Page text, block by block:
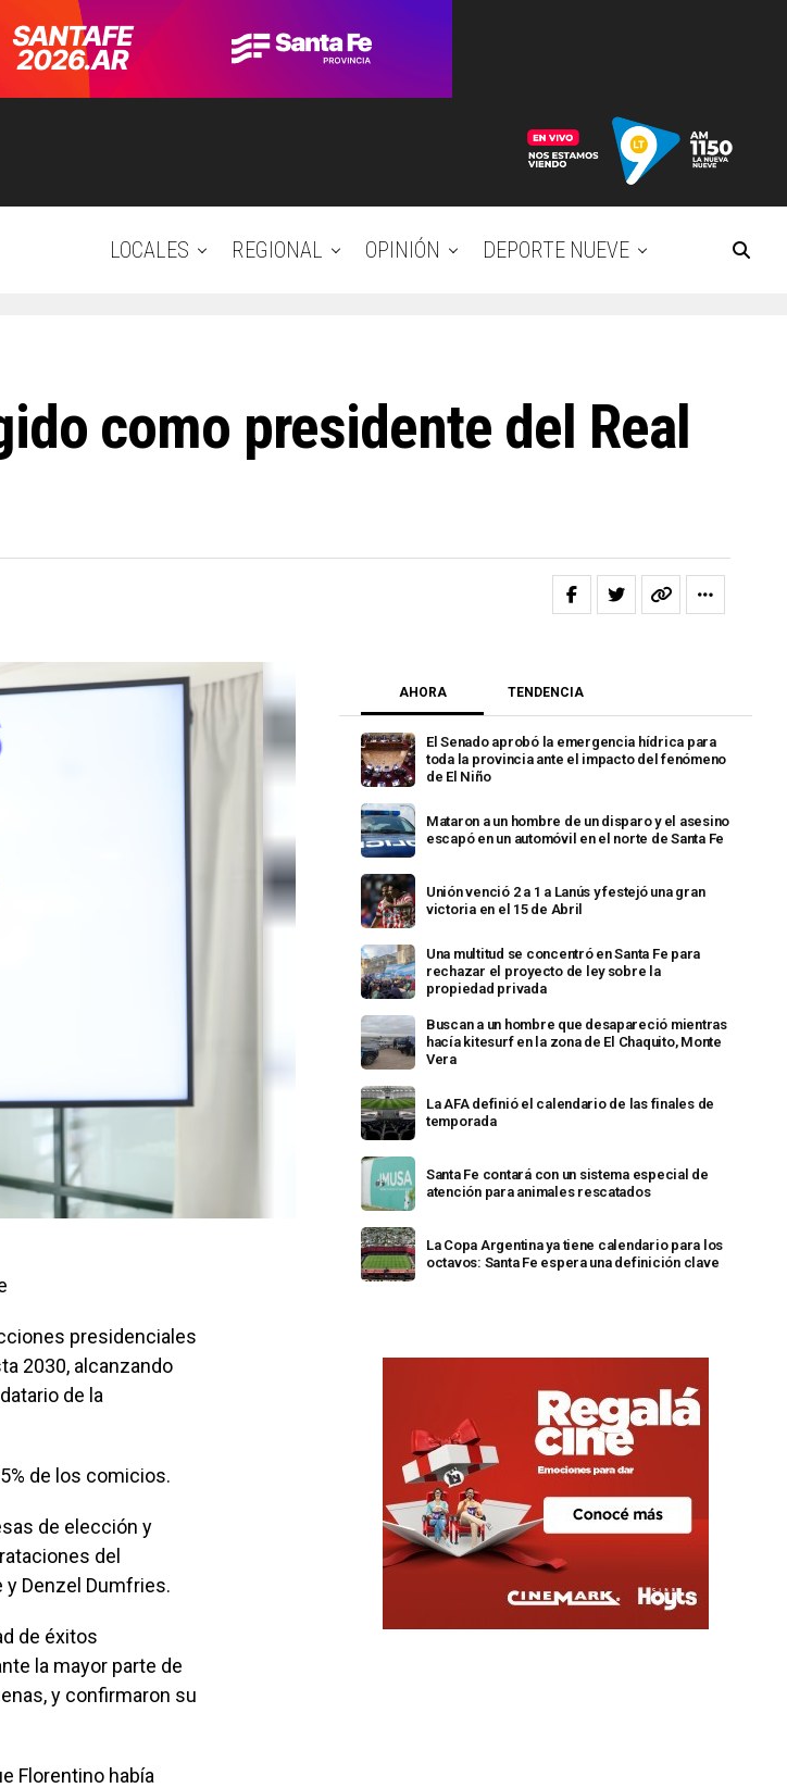
LOCALES REGIONAL OPINIÓN DEPORTE NUEVE
como presidente del Real
presidenciales
2030, alcanzando
de la
de los comicios.
de elección y
del
Denzel Dumfries.
de éxitos
la mayor parte de
y confirmaron su
Florentino había
AHORA TENDENCIA
El Senado aprobó la emergencia hídrica para
toda la provincia ante el impacto del fenómeno
de El Niño
Mataron a un hombre de un disparo y el asesino
escapó en un automóvil en el norte de Santa Fe
Unión venció 2 a 1 a Lanús y festejó una gran
victoria en el 15 de Abril
Una multitud se concentró en Santa Fe para
rechazar el proyecto de ley sobre la
propiedad privada
Buscan a un hombre que desapareció mientras
hacía kitesurf en la zona de El Chaquito, Monte
Vera
La AFA definió el calendario de las finales de
temporada
Santa Fe contará con un sistema especial de
atención para animales rescatados
La Copa Argentina ya tiene calendario para los
octavos: Santa Fe espera una definición clave